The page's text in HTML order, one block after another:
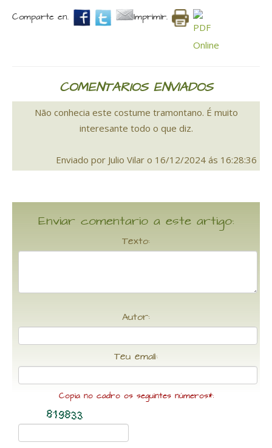
Comparte en. Imprimir.
COMENTARIOS ENVIADOS
Não conhecia este costume tramontano. É muito
interesante todo o que diz.
Enviado por Julio Vilar o 16/12/2024 ás 16:28:36
Enviar comentario a este artigo:
Texto:
Autor:
Teu email:
Copia no cadro os seguintes números*: